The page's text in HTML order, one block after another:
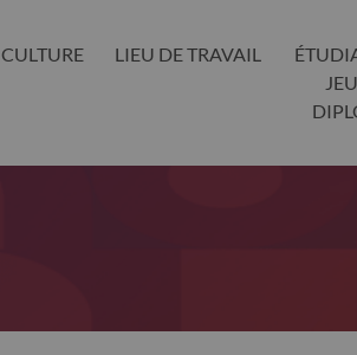
CULTURE LIEU DE TRAVAIL